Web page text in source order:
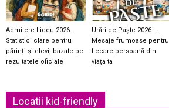
Admitere Liceu 2026.
Statistici clare pentru
părinți și elevi, bazate pe
rezultatele oficiale
Urări de Paște 2026 —
Mesaje frumoase pentru
fiecare persoană din
viața ta
Locatii kid-friendly